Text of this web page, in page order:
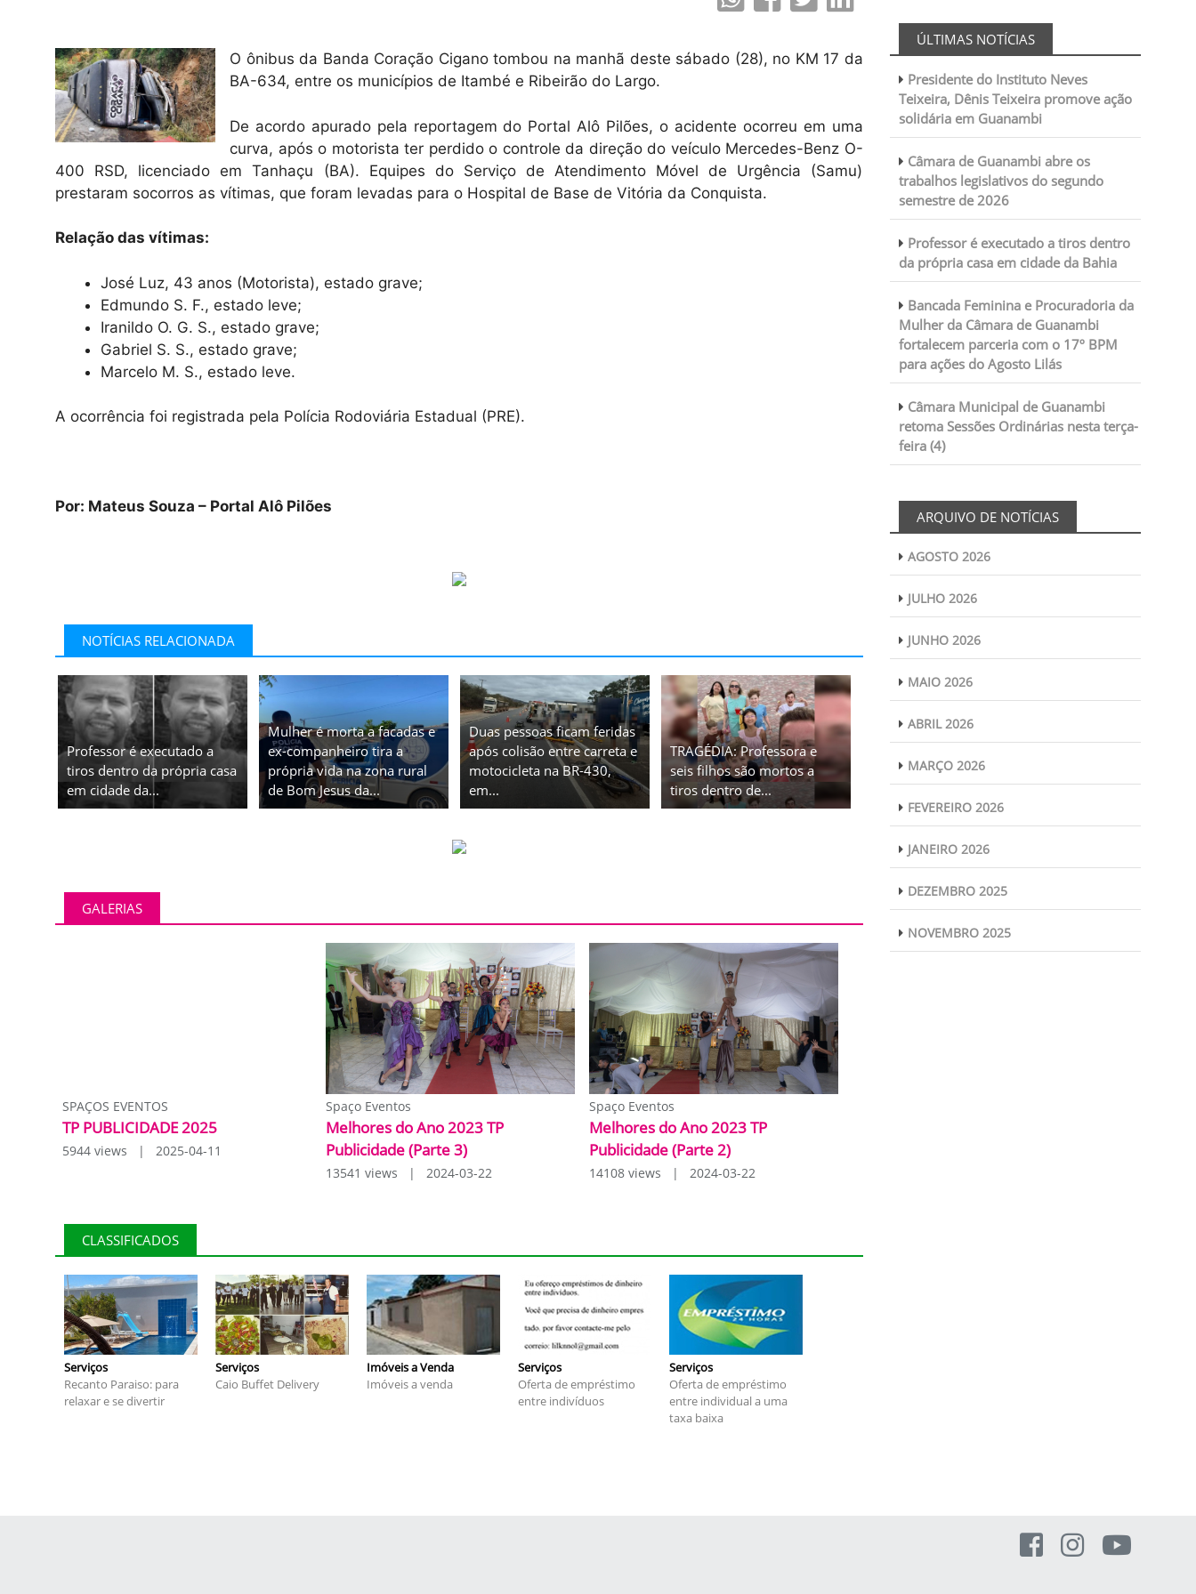
O ônibus da Banda Coração Cigano tombou na manhã deste sábado (28), no KM 17 da
BA-634, entre os municípios de Itambé e Ribeirão do Largo.
De acordo apurado pela reportagem do Portal Alô Pilões, o acidente ocorreu em uma
curva, após o motorista ter perdido o controle da direção do veículo Mercedes-Benz O-
400 RSD, licenciado em Tanhaçu (BA). Equipes do Serviço de Atendimento Móvel de Urgência (Samu)
prestaram socorros as vítimas, que foram levadas para o Hospital de Base de Vitória da Conquista.
Relação das vítimas:
José Luz, 43 anos (Motorista), estado grave;
Edmundo S. F., estado leve;
Iranildo O. G. S., estado grave;
Gabriel S. S., estado grave;
Marcelo M. S., estado leve.
A ocorrência foi registrada pela Polícia Rodoviária Estadual (PRE).
Por: Mateus Souza – Portal Alô Pilões
NOTÍCIAS RELACIONADA
Professor é executado a
tiros dentro da própria casa
em cidade da...
Mulher é morta a facadas e
ex-companheiro tira a
própria vida na zona rural
de Bom Jesus da...
Duas pessoas ficam feridas
após colisão entre carreta e
motocicleta na BR-430,
em...
TRAGÉDIA: Professora e
seis filhos são mortos a
tiros dentro de...
GALERIAS
SPAÇOS EVENTOS
TP PUBLICIDADE 2025
5944 views | 2025-04-11
Spaço Eventos
Melhores do Ano 2023 TP
Publicidade (Parte 3)
13541 views | 2024-03-22
Spaço Eventos
Melhores do Ano 2023 TP
Publicidade (Parte 2)
14108 views | 2024-03-22
CLASSIFICADOS
Serviços
Recanto Paraiso: para
relaxar e se divertir
Serviços
Caio Buffet Delivery
Imóveis a Venda
Imóveis a venda
Serviços
Oferta de empréstimo
entre indivíduos
Serviços
Oferta de empréstimo
entre individual a uma
taxa baixa
ÚLTIMAS NOTÍCIAS
Presidente do Instituto Neves
Teixeira, Dênis Teixeira promove ação
solidária em Guanambi
Câmara de Guanambi abre os
trabalhos legislativos do segundo
semestre de 2026
Professor é executado a tiros dentro
da própria casa em cidade da Bahia
Bancada Feminina e Procuradoria da
Mulher da Câmara de Guanambi
fortalecem parceria com o 17º BPM
para ações do Agosto Lilás
Câmara Municipal de Guanambi
retoma Sessões Ordinárias nesta terça-
feira (4)
ARQUIVO DE NOTÍCIAS
AGOSTO 2026
JULHO 2026
JUNHO 2026
MAIO 2026
ABRIL 2026
MARÇO 2026
FEVEREIRO 2026
JANEIRO 2026
DEZEMBRO 2025
NOVEMBRO 2025